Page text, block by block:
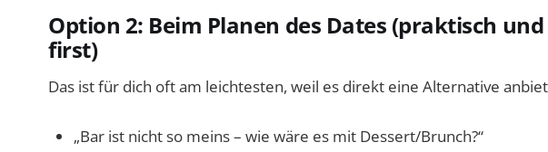
Option 2: Beim Planen des Dates (praktisch
first)
Das ist für dich oft am leichtesten, weil es direkt eine Alternative
„Bar ist nicht so meins – wie wäre es mit Dessert/Brunch?“